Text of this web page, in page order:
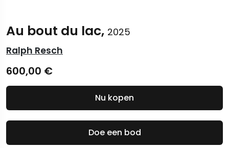
Au bout du lac, 2025
Ralph Resch
600,00 €
Doe een bod
Nu kopen